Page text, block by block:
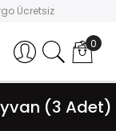
Ücretsiz
Hesabım 0
(3 Adet)